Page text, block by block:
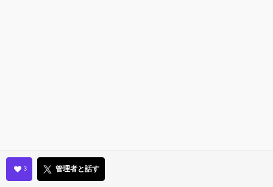
3 管理者と話す